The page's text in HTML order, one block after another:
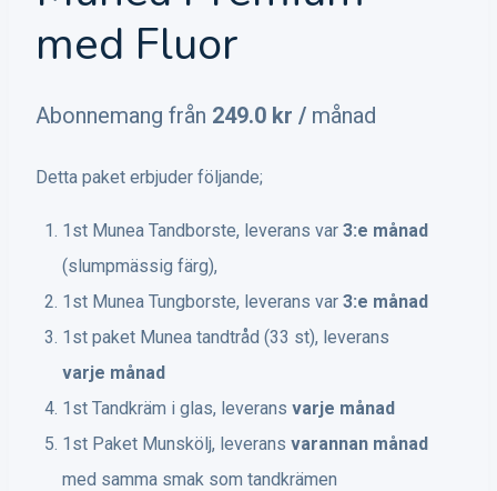
med Fluor
Abonnemang från 249.0 kr / månad
Detta paket erbjuder följande;
1st Munea Tandborste, leverans var 3:e månad
(slumpmässig färg),
1st Munea Tungborste, leverans var 3:e månad
1st paket Munea tandtråd (33 st), leverans
varje månad
1st Tandkräm i glas, leverans varje månad
1st Paket Munskölj, leverans varannan månad
med samma smak som tandkrämen